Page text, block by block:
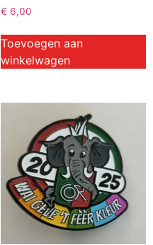
€ 6,00
Toevoegen aan
winkelwagen